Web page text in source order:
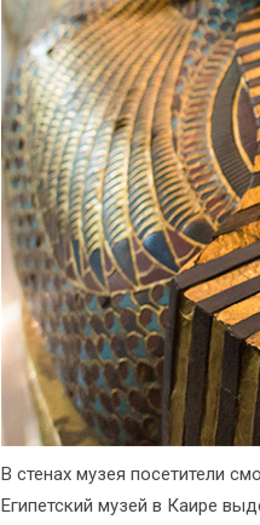
В стенах музея посетители
Египетский музей в Каире